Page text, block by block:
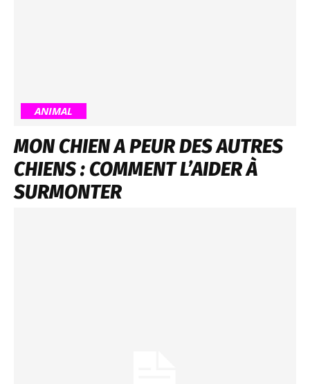
ANIMAL
MON CHIEN A PEUR DES AUTRES
CHIENS : COMMENT L’AIDER À
SURMONTER